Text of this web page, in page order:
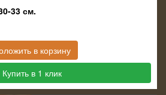
33 см.
в корзину
Купить в 1 клик